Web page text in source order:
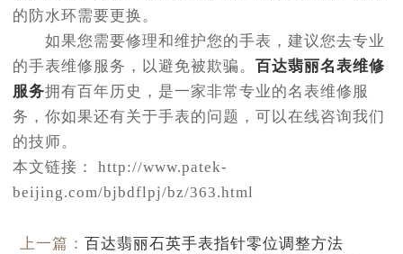
的防水环需要更换。
如果您需要修理和维护您的手表，建议您去专业
的手表维修服务，以避免被欺骗。 百达翡丽名表维修
服务拥有百年历史，是一家非常专业的名表维修服
务，你如果还有关于手表的问题，可以在线咨询我们
的技师。
本文链接： http://www.patek-
beijing.com/bjbdflpj/bz/363.html
上一篇：百达翡丽石英手表指针零位调整方法